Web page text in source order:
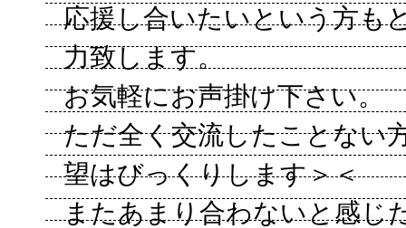
応援し合いたいという方も
力致します。
お気軽にお声掛け下さい。
ただ全く交流したことない
望はびっくりします＞＜
またあまり合わないと感じ